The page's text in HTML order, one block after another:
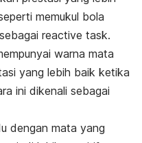
memukul bola
reactive task.
warna mata
yang lebih baik ketika
ini dikenali sebagai
dengan mata yang